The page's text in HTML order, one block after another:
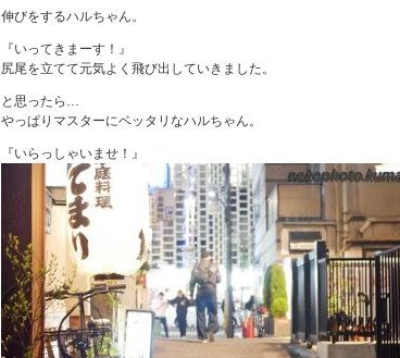
伸びをするハルちゃん。
『いってきまーす！』
尻尾を立てて元気よく飛び出していきました。
と思ったら…
やっぱりマスターにベッタリなハルちゃん。
『いらっしゃいませ！』